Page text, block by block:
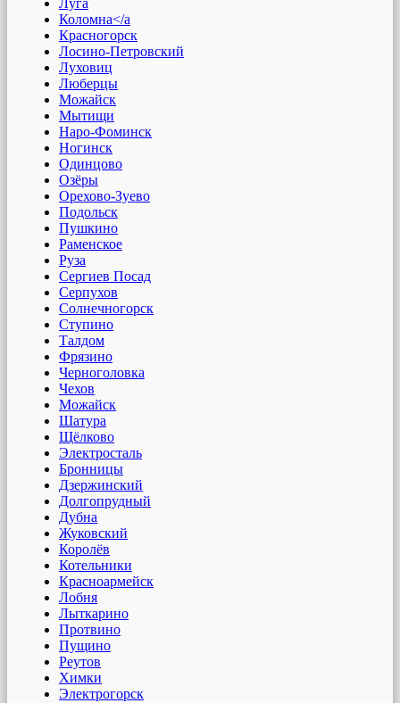
Луга
Коломна</a
Красногорск
Лосино-Петровский
Луховиц
Люберцы
Можайск
Мытищи
Наро-Фоминск
Ногинск
Одинцово
Озёры
Орехово-Зуево
Подольск
Пушкино
Раменское
Руза
Сергиев Посад
Серпухов
Солнечногорск
Ступино
Талдом
Фрязино
Черноголовка
Чехов
Можайск
Шатура
Щёлково
Электросталь
Бронницы
Дзержинский
Долгопрудный
Дубна
Жуковский
Королёв
Котельники
Красноармейск
Лобня
Лыткарино
Протвино
Пущино
Реутов
Химки
Электрогорск